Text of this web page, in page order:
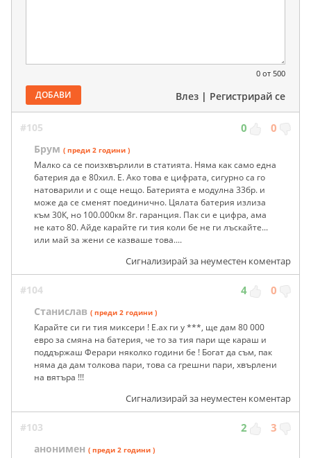
0 от 500
ДОБАВИ Влез | Регистрирай се
#105 0 0
Брум ( преди 2 години )
Малко са се поизхвърлили в статията. Няма как само една
батерия да е 80хил. Е. Ако това е цифрата, сигурно са го
натоварили и с още нещо. Батерията е модулна 33бр. и
може да се сменят поединично. Цялата батерия излиза
към 30К, но 100.000км 8г. гаранция. Пак си е цифра, ама
не като 80. Айде карайте ги тия коли бе не ги лъскайте...
или май за жени се казваше това....
Сигнализирай за неуместен коментар
#104 4 0
Станислав ( преди 2 години )
Карайте си ги тия миксери ! Е.ах ги у ***, ще дам 80 000
евро за смяна на батерия, че то за тия пари ще караш и
поддържаш Ферари няколко години бе ! Богат да съм, пак
няма да дам толкова пари, това са грешни пари, хвърлени
на вятъра !!!
Сигнализирай за неуместен коментар
#103 2 3
анонимен ( преди 2 години )